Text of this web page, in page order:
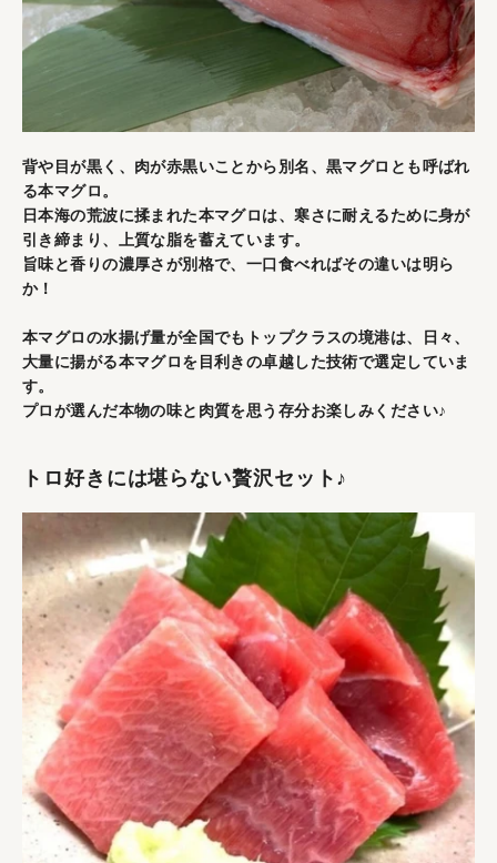
背や目が黒く、肉が赤黒いことから別名、黒マグロとも呼ばれ
る本マグロ。
日本海の荒波に揉まれた本マグロは、寒さに耐えるために身が
引き締まり、上質な脂を蓄えています。
旨味と香りの濃厚さが別格で、一口食べればその違いは明ら
か！
本マグロの水揚げ量が全国でもトップクラスの境港は、日々、
大量に揚がる本マグロを目利きの卓越した技術で選定していま
す。
プロが選んだ本物の味と肉質を思う存分お楽しみください♪
トロ好きには堪らない贅沢セット♪